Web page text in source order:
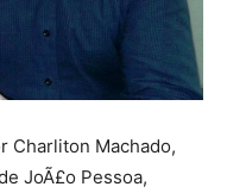
Charliton Machado,
JoÃ£o Pessoa,